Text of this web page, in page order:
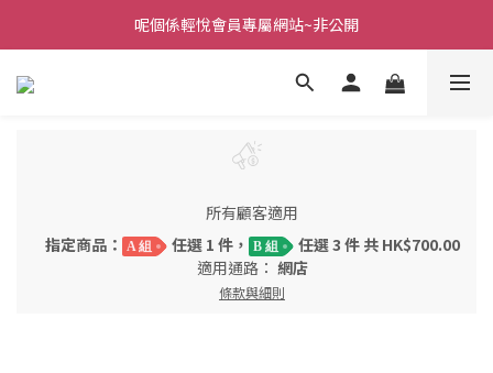
呢個係輕悅會員專屬網站~非公開
所有顧客適用
指定商品：
A 組 任選 1 件， B 組
任選 3 件 共 HK$700.00
適用通路： 網店
條款與細則